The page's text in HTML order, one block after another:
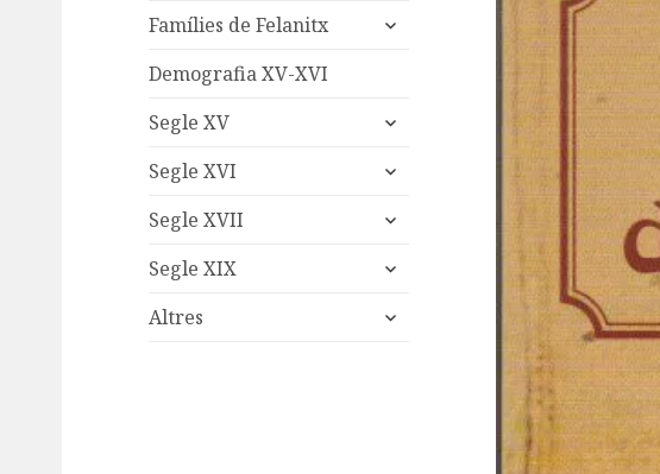
Famílies de Felanitx
expand
Demografia XV-XVI
Segle XV
expand
menu
Segle XVI
expand
menu
Segle XVII
expand
menu
Segle XIX
expand
menu
Altres
expand